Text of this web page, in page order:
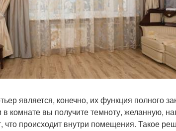
является, конечно, их функция полного
комнате вы получите темноту, желанную,
что происходит внутри помещения. Такое